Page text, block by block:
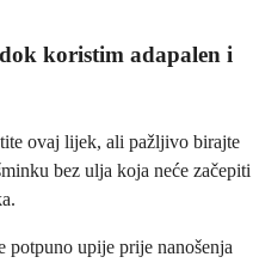
koristim adapalen i
ovaj lijek, ali pažljivo birajte
bez ulja koja neće začepiti
potpuno upije prije nanošenja